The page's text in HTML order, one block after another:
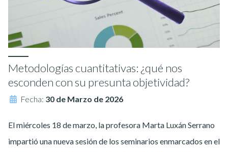
Metodologías cuantitativas: ¿qué nos
esconden con su presunta objetividad?
Fecha: 30 de Marzo de 2026
El miércoles 18 de marzo, la profesora Marta Luxán Serrano
impartió una nueva sesión de los seminarios enmarcados en el